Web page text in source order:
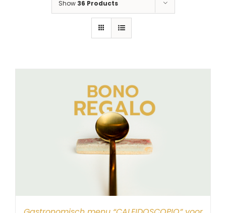
Show 36 Products